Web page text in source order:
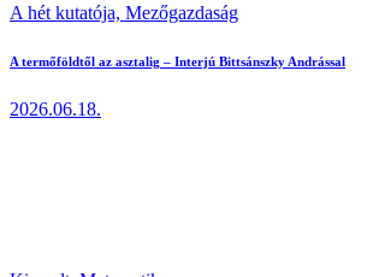
A hét kutatója, Mezőgazdaság
A termőföldtől az asztalig – Interjú Bittsánszky Andrással
2026.06.18.